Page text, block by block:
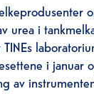
urea i
i januar
av